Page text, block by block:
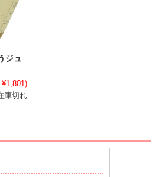
ジュ
庫切れ